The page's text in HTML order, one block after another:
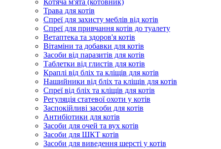
Котяча м'ята (котовник)
Трава для котів
Спреї для захисту меблів від котів
Спреї для привчання котів до туалету
Ветаптека та здоров'я котів
Вітаміни та добавки для котів
Засоби від паразитів для котів
Таблетки від глистів для котів
Краплі від бліх та кліщів для котів
Нашийники від бліх та кліщів для котів
Спреї від бліх та кліщів для котів
Регуляція статевої охоти у котів
Заспокійливі засоби для котів
Антибіотики для котів
Засоби для очей та вух котів
Засоби для ШКТ котів
Засоби для виведення шерсті у котів